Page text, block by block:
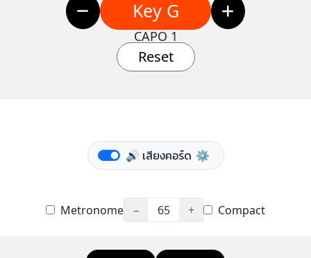
Key G
CAPO 1
Reset
🔊 เสียงคอร์ด ⚙️
Metronome − 65 + Compact